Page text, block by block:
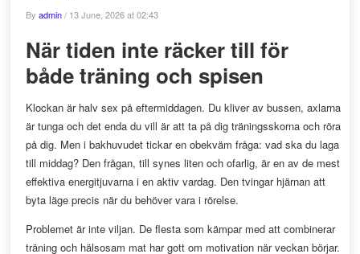
Byadmin/ 13 June, 2026 at 02:43
När tiden inte räcker till för
både träning och spisen
Klockan är halv sex på eftermiddagen. Du kliver av bussen, axlarna
är tunga och det enda du vill är att ta på dig träningsskorna och röra
på dig. Men i bakhuvudet tickar en obekväm fråga: vad ska du laga
till middag? Den frågan, till synes liten och ofarlig, är en av de mest
effektiva energitjuvarna i en aktiv vardag. Den tvingar hjärnan att
byta läge precis när du behöver vara i rörelse.
Problemet är inte viljan. De flesta som kämpar med att combinerar
träning och hälsosam mat har gott om motivation när veckan börjar.